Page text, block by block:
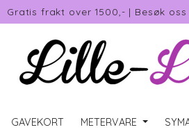
Gratis frakt over 1500,- | Besøk
GAVEKORT METERVARE